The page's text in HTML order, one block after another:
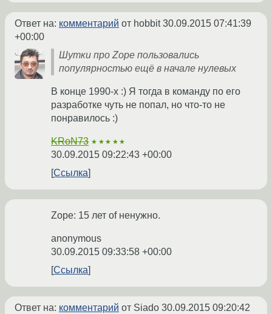
Ответ на: комментарий от hobbit30.09.2015 07:41:39
+00:00
Шутки про Zope пользовались
популярностью ещё в начале нулевых
В конце 1990-х :) Я тогда в команду по его
разработке чуть не попал, но что-то не
понравилось :)
KRoN73 ★★★★★
30.09.2015 09:22:43 +00:00
Ссылка
Zope: 15 лет of ненужно.
anonymous
30.09.2015 09:33:58 +00:00
Ссылка
Ответ на: комментарий от Siado 30.09.2015 09:20:42